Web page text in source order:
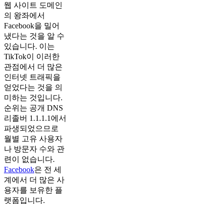
웹 사이트 도메인
의 왕좌에서
Facebook을 밀어
냈다는 것을 알 수
있습니다. 이는
TikTok이 이러한
관점에서 더 많은
인터넷 트래픽을
얻었다는 것을 의
미하는 것입니다.
순위는 공개 DNS
리졸버 1.1.1.1에서
파생되었으므로
월별 고유 사용자
나 방문자 수와 관
련이 없습니다.
Facebook은 전 세
계에서 더 많은 사
용자를 보유한 플
랫폼입니다.